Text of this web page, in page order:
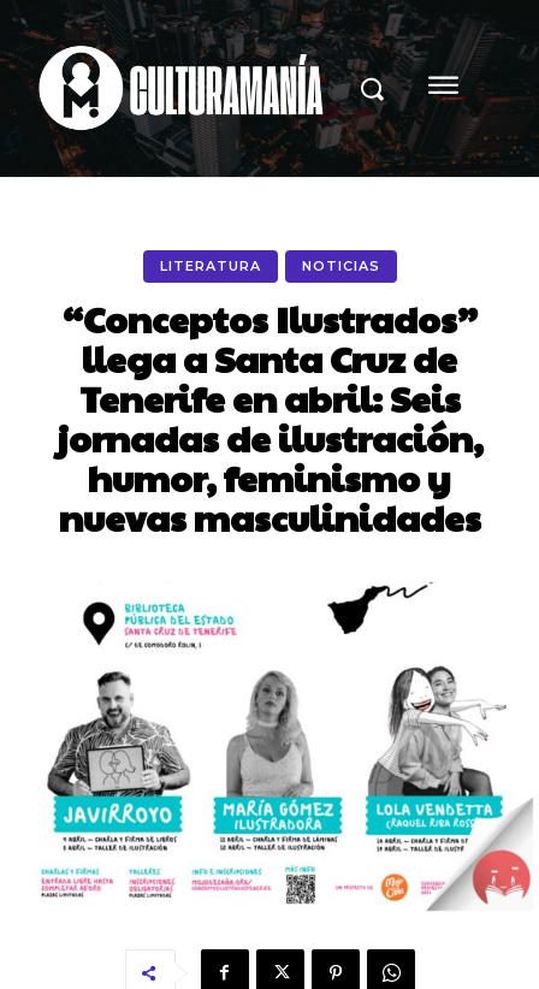
LITERATURA NOTICIAS
“Conceptos Ilustrados”
llega a Santa Cruz de
Tenerife en abril: Seis
jornadas de ilustración,
humor, feminismo y
nuevas masculinidades